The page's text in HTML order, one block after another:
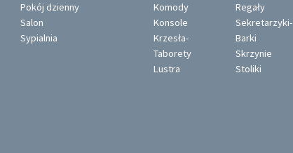
Pokój dzienny
Salon
Sypialnia
Komody
Konsole
Krzesła-
Taborety
Lustra
Regały
Sekretarzyki-
Barki
Skrzynie
Stoliki